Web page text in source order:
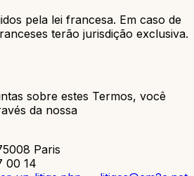
pela lei francesa. Em caso de
terão jurisdição exclusiva.
sobre estes Termos, você
da nossa
Paris
00 14